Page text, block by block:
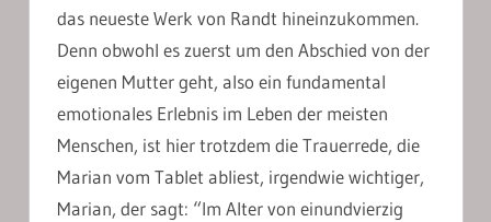
das neueste Werk von Randt hineinzukommen.
Denn obwohl es zuerst um den Abschied von der
eigenen Mutter geht, also ein fundamental
emotionales Erlebnis im Leben der meisten
Menschen, ist hier trotzdem die Trauerrede, die
Marian vom Tablet abliest, irgendwie wichtiger,
Marian, der sagt: “Im Alter von einundvierzig